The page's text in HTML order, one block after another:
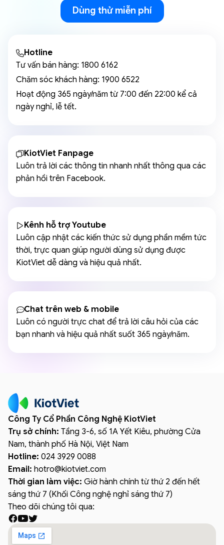
Dùng thử miễn phí
Hotline
Tư vấn bán hàng: 1800 6162
Chăm sóc khách hàng: 1900 6522
Hoạt động 365 ngày/năm từ 7:00 đến 22:00 kể cả
ngày nghỉ, lễ tết.
KiotViet Fanpage
Luôn trả lời các thông tin nhanh nhất thông qua các
phản hồi trên Facebook.
Kênh hỗ trợ Youtube
Luôn cập nhật các kiến thức sử dụng phần mềm tức
thời, trực quan giúp người dùng sử dụng được
KiotViet dễ dàng và hiệu quả nhất.
Chat trên web & mobile
Luôn có người trực chat để trả lời câu hỏi của các
bạn nhanh và hiệu quả nhất suốt 365 ngày/năm.
Công Ty Cổ Phần Công Nghệ KiotViet
Trụ sở chính: Tầng 3-6, số 1A Yết Kiêu, phường Cửa
Nam, thành phố Hà Nội, Việt Nam
Hotline: 024 3929 0088
Email: hotro@kiotviet.com
Thời gian làm việc: Giờ hành chính từ thứ 2 đến hết
sáng thứ 7 (Khối Công nghệ nghỉ sáng thứ 7)
Theo dõi chúng tôi qua: